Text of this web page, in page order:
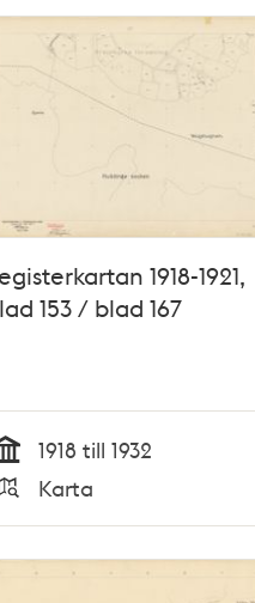
1918-1921,
153 / blad 167
1918 till 1932
Karta